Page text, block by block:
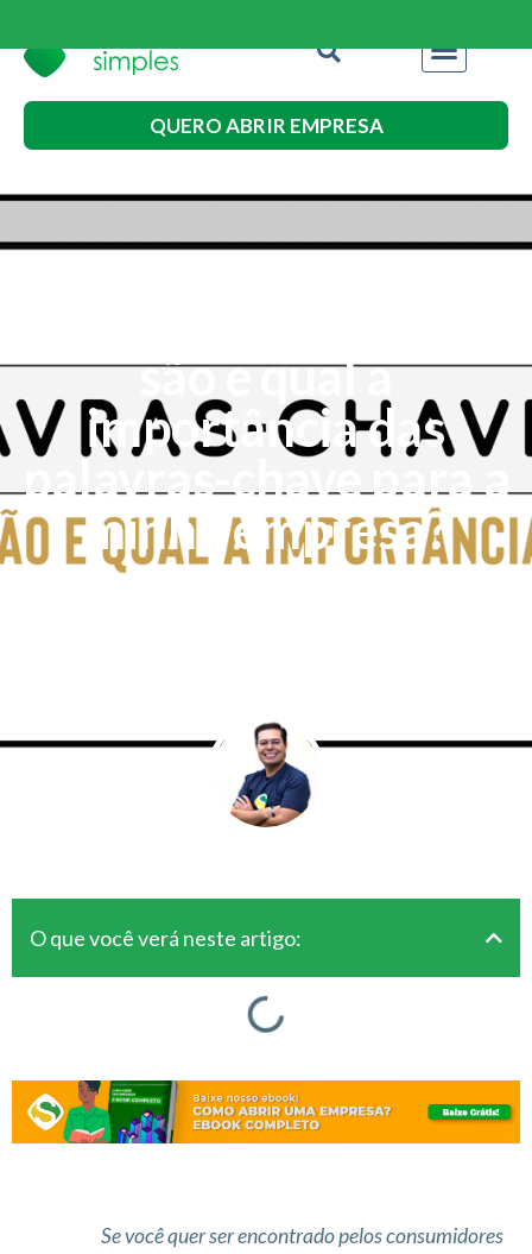
QUERO ABRIR EMPRESA
são e qual a
importância das
palavras-chave para a
minha empresa?
O que você verá neste artigo:
Se você quer ser encontrado pelos consumidores